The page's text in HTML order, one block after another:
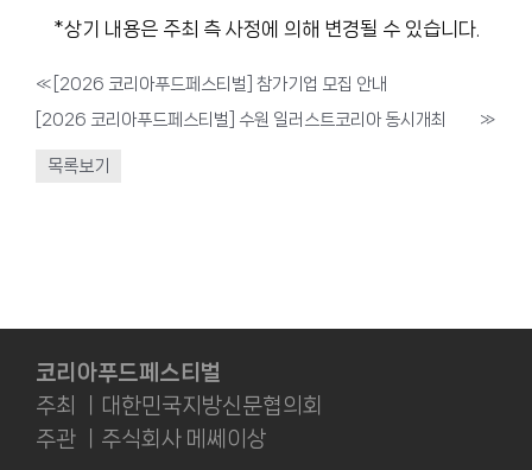
*상기 내용은 주최 측 사정에 의해 변경될 수 있습니다.
« [2026 코리아푸드페스티벌] 참가기업 모집 안내
[2026 코리아푸드페스티벌] 수원 일러스트코리아 동시개최
»
목록보기
코리아푸드페스티벌
주최 ㅣ대한민국지방신문협의회
주관 ㅣ주식회사 메쎄이상